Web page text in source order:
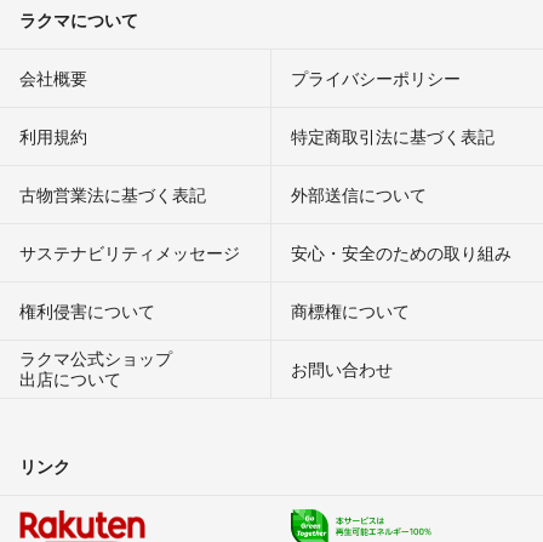
ラクマについて
会社概要 プライバシーポリシー
利用規約 特定商取引法に基づく表記
古物営業法に基づく表記 外部送信について
サステナビリティメッセージ 安心・安全のための取り組み
権利侵害について
商標権について
ラクマ公式ショップ
出店について
お問い合わせ
リンク